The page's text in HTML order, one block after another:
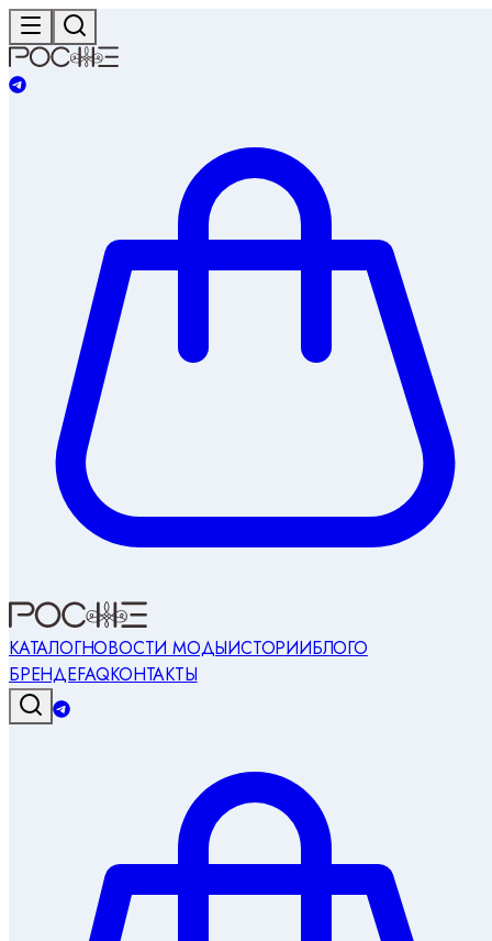
КАТАЛОГНОВОСТИ МОДЫИСТОРИИБЛОГО
БРЕНДЕFAQКОНТАКТЫ